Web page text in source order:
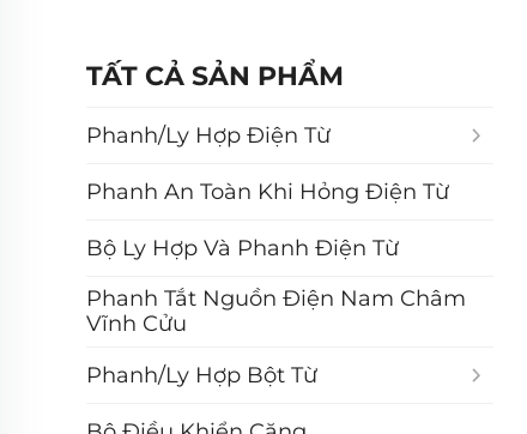
TẤT CẢ SẢN PHẨM
Phanh/ly Hợp Điện Từ
Phanh An Toàn Khi Hỏng Điện Từ
Bộ Ly Hợp Và Phanh Điện Từ
Phanh Tắt Nguồn Điện Nam Châm
Vĩnh Cửu
Phanh/ly Hợp Bột Từ